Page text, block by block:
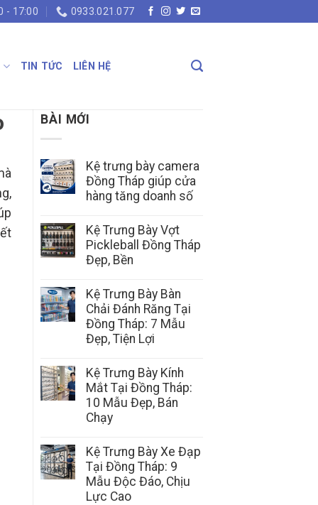
- 17:00 0933.021.077
TIN TỨC LIÊN HỆ
BÀI MỚI
Kệ trưng bày camera
Đồng Tháp giúp cửa
hàng tăng doanh số
Kệ Trưng Bày Vợt
Pickleball Đồng Tháp
Đẹp, Bền
Kệ Trưng Bày Bàn
Chải Đánh Răng Tại
Đồng Tháp: 7 Mẫu
Đẹp, Tiện Lợi
Kệ Trưng Bày Kính
Mắt Tại Đồng Tháp:
10 Mẫu Đẹp, Bán
Chạy
Kệ Trưng Bày Xe Đạp
Tại Đồng Tháp: 9
Mẫu Độc Đáo, Chịu
Lực Cao